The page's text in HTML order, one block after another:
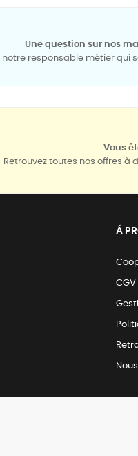
Une question sur nos
responsable métier qui
Vous
Retrouvez toutes nos offres à
Á